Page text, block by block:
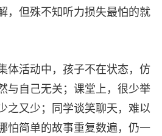
，但殊不知听力损失最怕的就
体活动中，孩子不在状态，仿
与自己无关；课堂上，很少举
之又少；同学谈笑聊天，难以
怕简单的故事重复数遍，仍一